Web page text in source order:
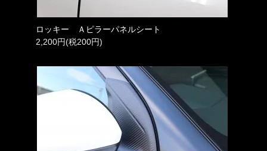
ロッキー Ａピラーパネルシート
2,200円(税200円)